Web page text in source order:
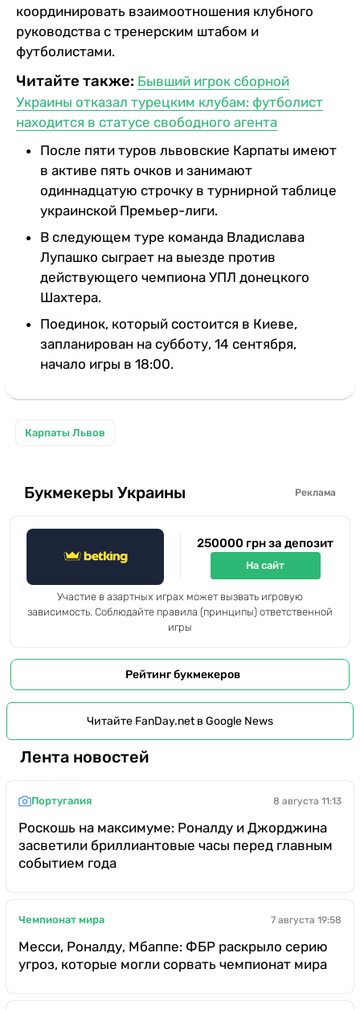
координировать взаимоотношения клубного
руководства с тренерским штабом и
футболистами.
Читайте также: Бывший игрок сборной
Украины отказал турецким клубам: футболист
находится в статусе свободного агента
После пяти туров львовские Карпаты имеют
в активе пять очков и занимают
одиннадцатую строчку в турнирной таблице
украинской Премьер-лиги.
В следующем туре команда Владислава
Лупашко сыграет на выезде против
действующего чемпиона УПЛ донецкого
Шахтера.
Поединок, который состоится в Киеве,
запланирован на субботу, 14 сентября,
начало игры в 18:00.
Карпаты Львов
Букмекеры Украины Реклама
250000 грн за депозит
На сайт
Участие в азартных играх может вызвать игровую
зависимость. Соблюдайте правила (принципы) ответственной
игры
Рейтинг букмекеров
Читайте FanDay.net в Google News
Лента новостей
Португалия 8 августа 11:13
Роскошь на максимуме: Роналду и Джорджина
засветили бриллиантовые часы перед главным
событием года
Чемпионат мира 7 августа 19:58
Месси, Роналду, Мбаппе: ФБР раскрыло серию
угроз, которые могли сорвать чемпионат мира